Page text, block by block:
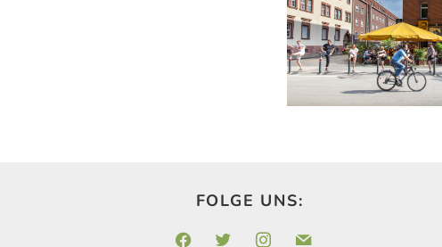
FOLGE UNS:
facebooktwitter instagrammail